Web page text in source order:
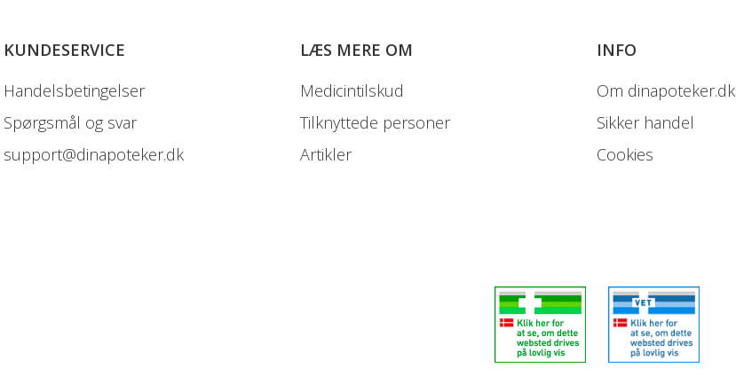
KUNDESERVICE
Handelsbetingelser
Spørgsmål og svar
support@dinapoteker.dk
LÆS MERE OM
Medicintilskud
Tilknyttede personer
Artikler
INFO
Om dinapoteker.dk
Sikker handel
Cookies